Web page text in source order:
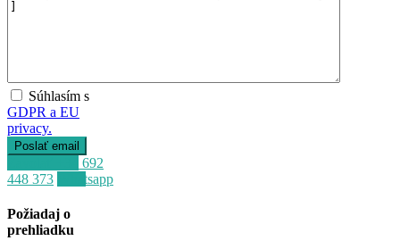
Súhlasím s
GDPR a EU
privacy.
+34 692
448 373
Whatsapp
Požiadaj o
prehliadku